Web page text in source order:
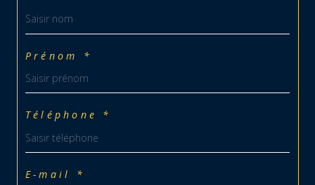
Prénom *
Téléphone *
E-mail *